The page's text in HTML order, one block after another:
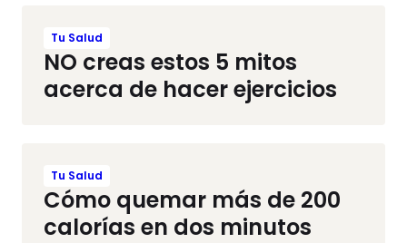
Tu Salud
NO creas estos 5 mitos
acerca de hacer ejercicios
Tu Salud
Cómo quemar más de 200
calorías en dos minutos